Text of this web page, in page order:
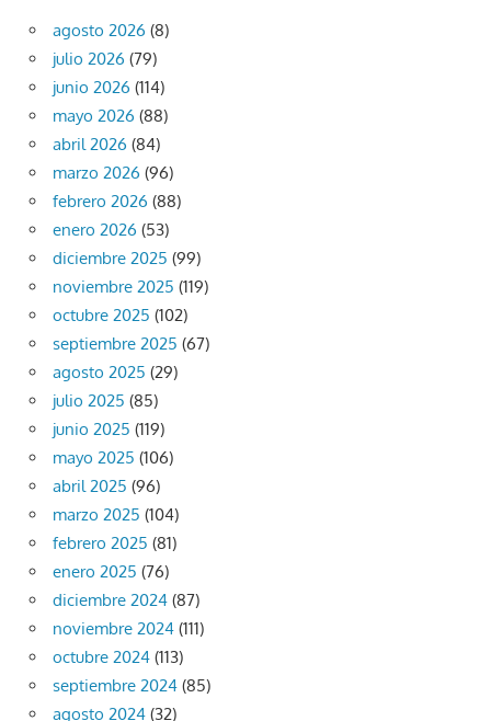
agosto 2026 (8)
julio 2026 (79)
junio 2026 (114)
mayo 2026 (88)
abril 2026 (84)
marzo 2026 (96)
febrero 2026 (88)
enero 2026 (53)
diciembre 2025 (99)
noviembre 2025 (119)
octubre 2025 (102)
septiembre 2025 (67)
agosto 2025 (29)
julio 2025 (85)
junio 2025 (119)
mayo 2025 (106)
abril 2025 (96)
marzo 2025 (104)
febrero 2025 (81)
enero 2025 (76)
diciembre 2024 (87)
noviembre 2024 (111)
octubre 2024 (113)
septiembre 2024 (85)
agosto 2024 (32)